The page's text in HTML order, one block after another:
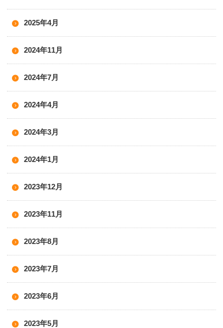
2025年4月
2024年11月
2024年7月
2024年4月
2024年3月
2024年1月
2023年12月
2023年11月
2023年8月
2023年7月
2023年6月
2023年5月